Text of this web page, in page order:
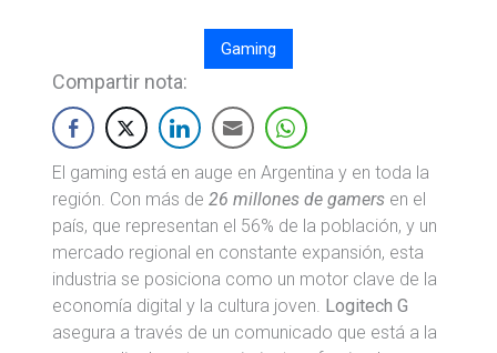
Gaming
Compartir nota:
El gaming está en auge en Argentina y en toda la
región. Con más de 26 millones de gamers en el
país, que representan el 56% de la población, y un
mercado regional en constante expansión, esta
industria se posiciona como un motor clave de la
economía digital y la cultura joven. Logitech G
asegura a través de un comunicado que está a la